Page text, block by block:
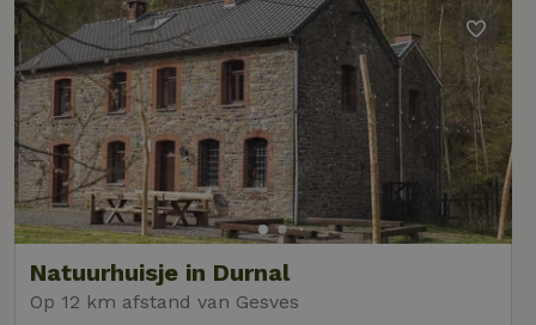
Natuurhuisje in Durnal
Op 12 km afstand van Gesves